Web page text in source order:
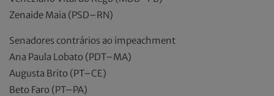
Zenaide Maia (PSD–RN)
Senadores contrários ao impeachment
Ana Paula Lobato (PDT–MA)
Augusta Brito (PT–CE)
Beto Faro (PT–PA)